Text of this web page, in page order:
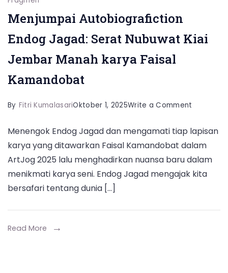
Menjumpai Autobiografiction
Endog Jagad: Serat Nubuwat Kiai
Jembar Manah karya Faisal
Kamandobat
By Fitri KumalasariOktober 1, 2025Write a Comment
Endog
Jagad:
Kiai
Menengok Endog Jagad dan mengamati tiap lapisan
karya yang ditawarkan Faisal Kamandobat dalam
ArtJog 2025 lalu menghadirkan nuansa baru dalam
menikmati karya seni. Endog Jagad mengajak kita
bersafari tentang dunia […]
Read More